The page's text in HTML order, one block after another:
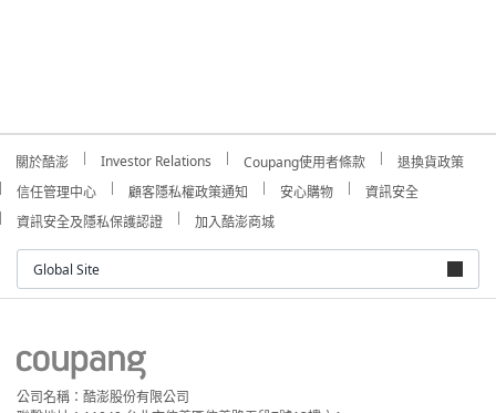
關於酷澎 Investor Relations Coupang使用者條款
退換貨政策
信任管理中心
顧客隱私權政策通知 安心購物
資訊安全
資訊安全及隱私保護認證
加入酷澎商城
Global Site
公司名稱：酷澎股份有限公司